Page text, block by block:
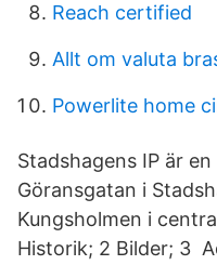
Reach certified
Allt om valuta
Powerlite home
Stadshagens IP är
Göransgatan i
Kungsholmen i
Historik; 2 Bilder; 3